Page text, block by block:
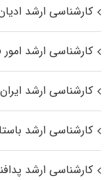
کارشناسی ارشد
کارشناسی ارشد
کارشناسی ارشد
کارشناسی ارشد
کارشناسی ارشد